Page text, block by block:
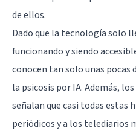
de ellos.
Dado que la tecnología solo
funcionando y siendo
conocen tan solo unas pocas
la psicosis por IA. Además,
señalan que casi todas estas
periódicos y a los telediarios